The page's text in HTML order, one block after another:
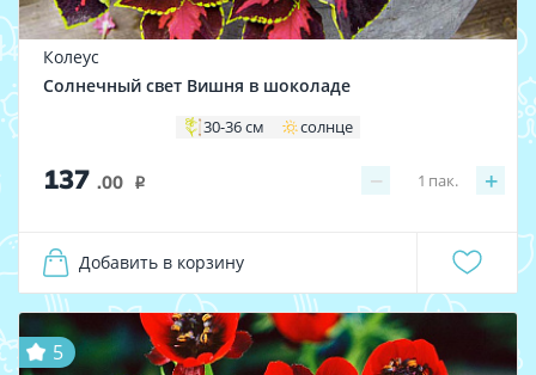
Колеус
Солнечный свет Вишня в шоколаде
30-36 см солнце
137 .00 i − +
1 пак.
Добавить в корзину
5